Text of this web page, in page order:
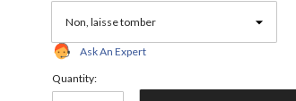
Ask An Expert
Quantity: